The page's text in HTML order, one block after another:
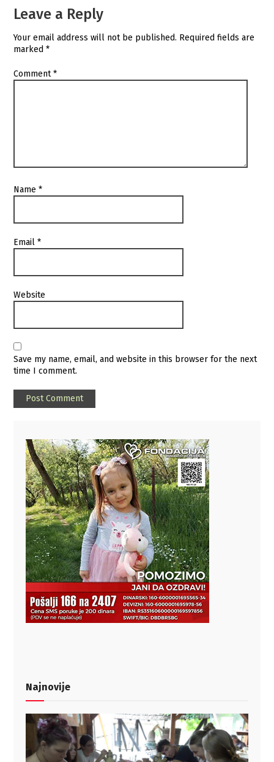
Leave a Reply
Your email address will not be published. Required fields are
marked*
Comment*
Name*
Email*
Website
Save my name, email, and website in this browser for the next
time I comment.
Najnovije